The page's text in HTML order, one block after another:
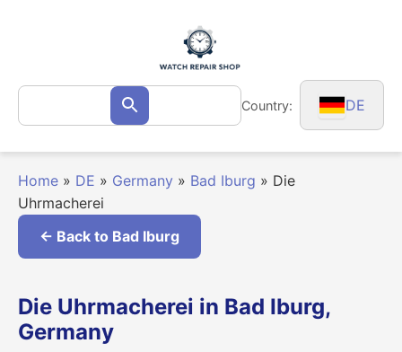
Search
for: Search Country: DE
Home » DE » Germany » Bad Iburg » Die
Uhrmacherei
← Back to Bad Iburg
Die Uhrmacherei in Bad Iburg,
Germany